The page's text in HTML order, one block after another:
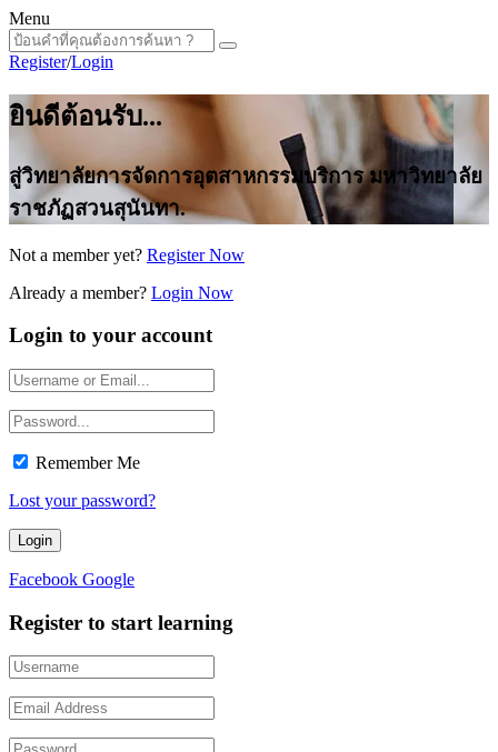
Menu
Register/Login
ยินดีต้อนรับ...
สู่วิทยาลัยการจัดการอุตสาหกรรมบริการ มหาวิทยาลัย
ราชภัฏสวนสุนันทา.
Not a member yet? Register Now
Already a member? Login Now
Login to your account
Remember Me
Lost your password?
Facebook Google
Register to start learning